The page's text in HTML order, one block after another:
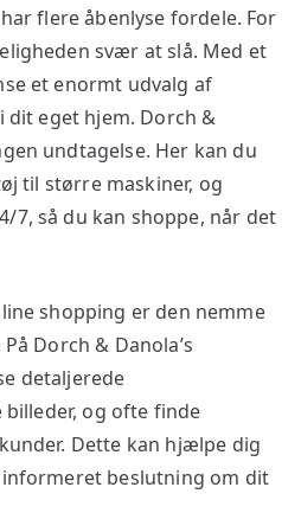
har flere åbenlyse fordele. For
svær at slå. Med et
et enormt udvalg af
eget hjem. Dorch &
undtagelse. Her kan du
til større maskiner, og
7, så du kan shoppe, når det
shopping er den nemme
Dorch & Danola’s
detaljerede
og ofte finde
Dette kan hjælpe dig
beslutning om dit